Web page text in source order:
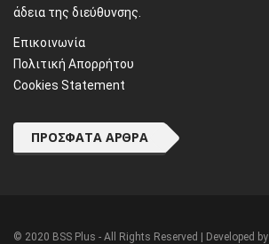
άδεια της διεύθυνσης.
Επικοινωνία
Πολιτική Απορρήτου
Cookies Statement
ΠΡΌΣΦΑΤΑ ΆΡΘΡΑ
© 2020 BSS Plus - All Rights Reserved | Developed by